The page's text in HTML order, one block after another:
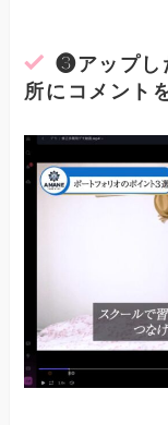
❸アップし
所にコメント